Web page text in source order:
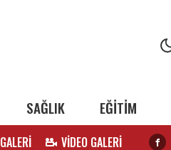
SAĞLIK EĞİTİM
VİDEO GALERİ